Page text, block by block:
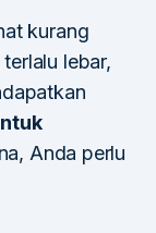
kurang
lebar,
Anda perlu